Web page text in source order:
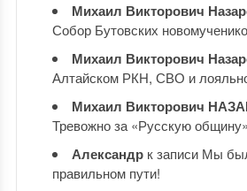
Михаил Викторович
Собор Бутовских
Михаил Викторович
Алтайском РКН, СВО и
Михаил Викторович
Тревожно за «Русскую общину»
Александрк записи Мы
правильном пути!